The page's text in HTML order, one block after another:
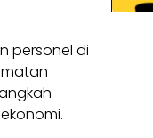
personel di